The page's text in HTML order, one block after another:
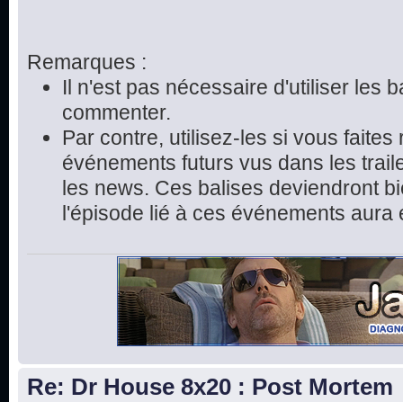
Remarques :
Il n'est pas nécessaire d'utiliser les
commenter.
Par contre, utilisez-les si vous faites
événements futurs vus dans les
les news. Ces balises deviendront
l'épisode lié à ces événements aura
Re: Dr House 8x20 : Post Mortem